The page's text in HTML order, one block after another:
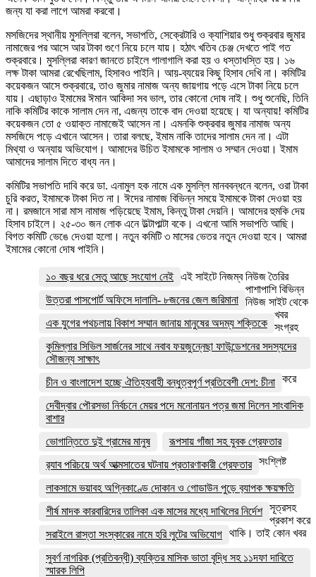
জন্য যা করা লাগে আমরা করবো।
মসজিদের স্থানীয় মুসল্লিরা বলেন, সভাপতি, সেক্রেটারি ও ক্যাশিয়ার শুধু শুক্রবার জুমার
নামাজের পর আসে আর টাকা গুণে নিয়ে চলে যায়। হঠাৎ খতিব চেঞ্জ দেখতে পাই গত
শুক্রবারে। মুসল্লিরা কারণ জানতে চাইলে গালাগালি করা হয় ও ধস্তাধস্তি হয়। ১৬
লক্ষ টাকা আমরা রেখেছিলাম, হিসাবও পাইনি। আয়-ব্যয়ের কিছু হিসাব দেখি না। কমিটির
কয়েকজন আসে শুক্রবারে, তাও জুমার নামাজ অন্য জায়গায় পড়ে এসে টাকা নিয়ে চলে
যায়। এছাড়াও ইমামের ঈমান আকিদা সব ভাল, তার কোনো দোষ নাই। শুধু শুনেছি, তিনি
নাকি কমিটির কাকে সালাম দেন না, এজন্য তাকে বাদ দেওয়া হয়েছে। যা অন্যায়! কমিটির
কয়েকজন তো ৫ ওয়াক্ত নামাজেই আসেন না। এমনকি শুক্রবার জুমার নামাজ অন্য
মসজিদে পড়ে এখানে আসেন। তারা বলছে, ইমাম নাকি তাদের সালাম দেন না। এটা
মিথ্যা ও অন্যায় অভিযোগ। আমাদের উচিত ইমামকে সালাম ও সম্মান দেওয়া। ইমাম
আমাদের সালাম দিতে বাধ্য নন।
কমিটির সভাপতি দাবি করে ডা. এনামুল হক নামে এক মুসল্লি মানববন্ধনে বলেন, ওরা টাকা
চুরি করত, ইমামকে টাকা দিত না। ঈদের নামাজ বিভিন্ন সময়ে ইমামকে টাকা দেওয়া হয়
না। রমজানে সারা মাস নামাজ পড়িয়েছে ইমাম, কিন্তু টাকা দেয়নি। আমাদের হুমকি দেয়
হিসাব চাইলে। ২৫-৩০ জন লোক এনে উল্টাপাল্টা বকে। এখনো আমি সভাপতি আছি।
বিগত কমিটি ভেঙে দেওয়া হলো। নতুন কমিটি ৩ মাসের ভেতর নতুন দেওয়া হবে। আমরা
ইমামের কোনো দোষ পাইনি।
১০ বছর ধরে সেতু আছে সংযোগ নেই
উত্তরা পাসপোর্ট অফিসে দালালি- ৮জনের জেল জরিমানা
এক যুগের পথচলায় বিকাশ সম্মান জানায় মানুষের অদম্য শক্তিকে
কুমিল্লার সিভিল সার্জনের সাথে নবাব ফয়জুন্নেছা ফাউন্ডেশনের সদস্যদের
সৌজন্য সাক্ষাৎ
চীন ও বাংলাদেশ হচ্ছে ঐতিহ্যবাহী বন্ধুত্বপূর্ণ প্রতিবেশী দেশ: চীনা
দেবীদ্বার পৌরসভা নির্বচনে মেয়র পদে মনোনায়ন পত্র জমা দিলেন সাংবাদিক
বাশার
ভোগান্তিতে দুই গ্রামের মানুষ
রূপসায় গাঁজা সহ যুবক গ্রেফতার
র‌্যাব পরিচয়ে অর্থ আত্মসাতের ঘটনায় প্রতারণাকারী গ্রেফতার
লাকসামে ভয়াবহ অগ্নিকাণ্ডে দোকান ও গোডাউন পুড়ে ব‍্যাপক ক্ষয়ক্ষতি
শীর্ষ মাদক কারবারিদের তালিকা এক মাসের মধ্যে দাখিলের নির্দেশ
সরাইলে রাস্তা সংস্কারের নামে হরি লুটের অভিযোগ
সুবর্ণ নাগরিক (প্রতিবন্ধী) ব্যক্তির মাসিক ভাতা বৃদ্ধি সহ ১১দফা দাবিতে
স্মারক লিপি
এই সাইটে নিজম্ব নিউজ তৈরির
পাশাপাশি বিভিন্ন
নিউজ সাইট থেকে
খবর
সংগ্রহ
করে
সংশ্লিষ্ট
সূত্রসহ
প্রকাশ করে
থাকি। তাই কোন খবর